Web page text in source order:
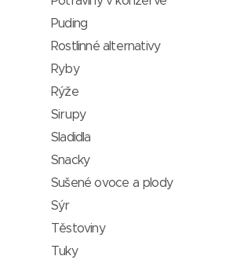
Puding
Rostlinné alternativy
Ryby
Rýže
Sirupy
Sladidla
Snacky
Sušené ovoce a plody
Sýr
Těstoviny
Tuky